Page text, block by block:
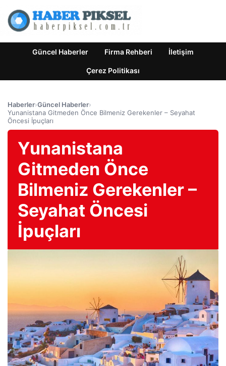
Güncel Haberler Firma Rehberi İletişim
Çerez Politikası
Haberler›Güncel Haberler›
Yunanistana Gitmeden Önce Bilmeniz Gerekenler – Seyahat
Öncesi İpuçları
Yunanistana
Gitmeden Önce
Bilmeniz Gerekenler –
Seyahat Öncesi
İpuçları